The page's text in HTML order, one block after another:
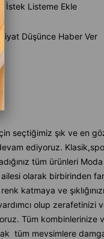
İstek Listeme Ekle
Fiyat Düşünce Haber Ver
seçtiğimiz şık ve en
ediyoruz.
tüm ürünleri
olarak birbirinden
katmaya ve
olup zerafetinizi ve
Tüm kombinlerinize
tüm mevsimlere